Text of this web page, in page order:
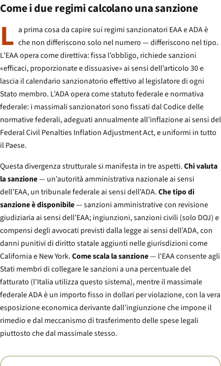
Come i due regimi calcolano una sanzione
L a prima cosa da capire sui regimi sanzionatori EAA e ADA è
che non differiscono solo nel numero — differiscono nel tipo.
L’EAA opera come direttiva: fissa l’obbligo, richiede sanzioni
«efficaci, proporzionate e dissuasive» ai sensi dell’articolo 30 e
lascia il calendario sanzionatorio effettivo al legislatore di ogni
Stato membro. L’ADA opera come statuto federale e normativa
federale: i massimali sanzionatori sono fissati dal Codice delle
normative federali, adeguati annualmente all’inflazione ai sensi del
Federal Civil Penalties Inflation Adjustment Act, e uniformi in tutto
il Paese.
Questa divergenza strutturale si manifesta in tre aspetti.Chi valuta
la sanzione— un’autorità amministrativa nazionale ai sensi
dell’EAA, un tribunale federale ai sensi dell’ADA.Che tipo di
sanzione è disponibile— sanzioni amministrative con revisione
giudiziaria ai sensi dell’EAA; ingiunzioni, sanzioni civili (solo DOJ) e
compensi degli avvocati previsti dalla legge ai sensi dell’ADA, con
danni punitivi di diritto statale aggiunti nelle giurisdizioni come
California e New York.Come scala la sanzione— l’EAA consente agli
Stati membri di collegare le sanzioni a una percentuale del
fatturato (l’Italia utilizza questo sistema), mentre il massimale
federale ADA è un importo fisso in dollari per violazione, con la vera
esposizione economica derivante dall’ingiunzione che impone il
rimedio e dal meccanismo di trasferimento delle spese legali
piuttosto che dal massimale stesso.